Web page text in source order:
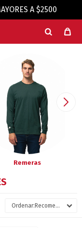
A $2500
Remeras
Recomendados